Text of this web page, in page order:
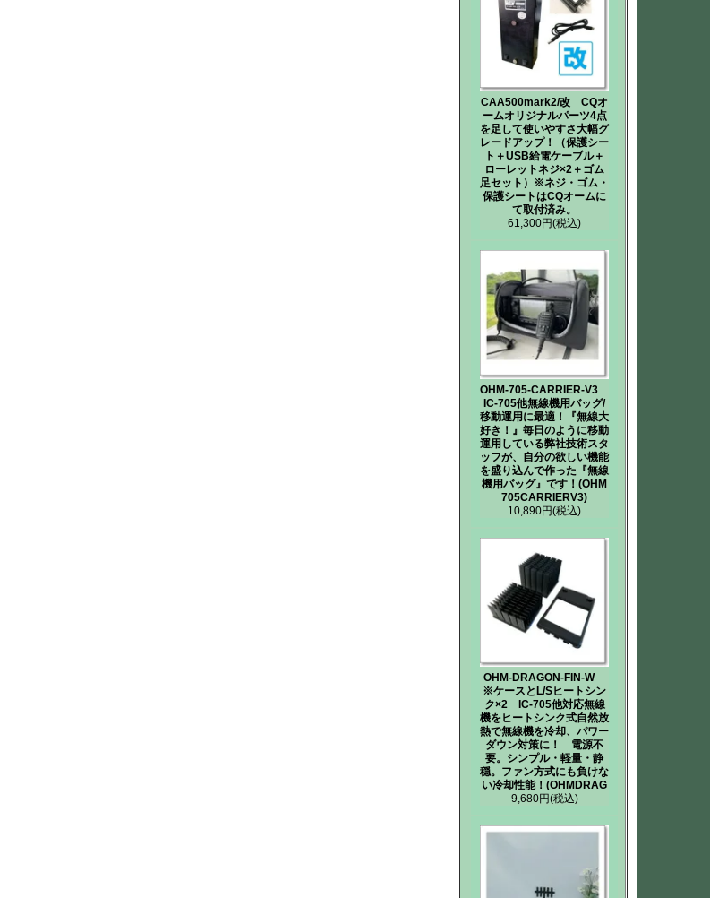
CAA500mark2/改 CQオ
ームオリジナルパーツ4点
を足して使いやすさ大幅グ
レードアップ！（保護シー
ト＋USB給電ケーブル＋
ローレットネジ×2＋ゴム
足セット）※ネジ・ゴム・
保護シートはCQオームに
て取付済み。
61,300円(税込)
OHM-705-CARRIER-V3
IC-705他無線機用バッグ/
移動運用に最適！『無線大
好き！』毎日のように移動
運用している弊社技術スタ
ッフが、自分の欲しい機能
を盛り込んで作った『無線
機用バッグ』です！(OHM
705CARRIERV3)
10,890円(税込)
OHM-DRAGON-FIN-W
※ケースとL/Sヒートシン
ク×2 IC-705他対応無線
機をヒートシンク式自然放
熱で無線機を冷却、パワー
ダウン対策に！ 電源不
要。シンプル・軽量・静
穏。ファン方式にも負けな
い冷却性能！(OHMDRAG
9,680円(税込)